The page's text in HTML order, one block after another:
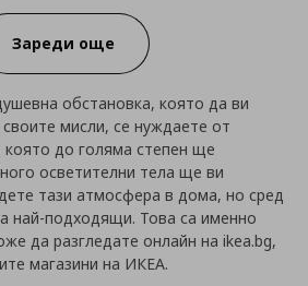
Зареди още
обстановка, която да ви
мисли, се нуждаете от
която до голяма степен ще
осветителни тела ще ви
тази атмосфера в дома, но сред
най-подходящи. Това са именно
да разгледате онлайн на ikea.bg,
магазини на ИКЕА.